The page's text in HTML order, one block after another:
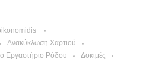
Ανακύκλωση Χαρτιού
Εργαστήριο Ρόδου
Δοκιμές